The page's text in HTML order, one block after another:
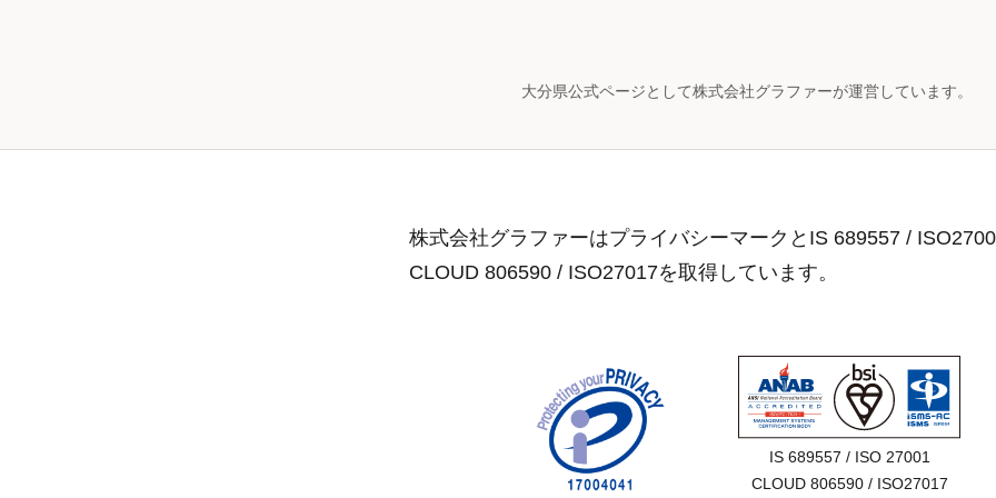
大分県公式ページとして株式会社グラファーが運営しています。
株式会社グラファーはプライバシーマークとIS 689557 /
CLOUD 806590 / ISO27017を取得しています。
IS 689557 / ISO 27001
CLOUD 806590 / ISO27017